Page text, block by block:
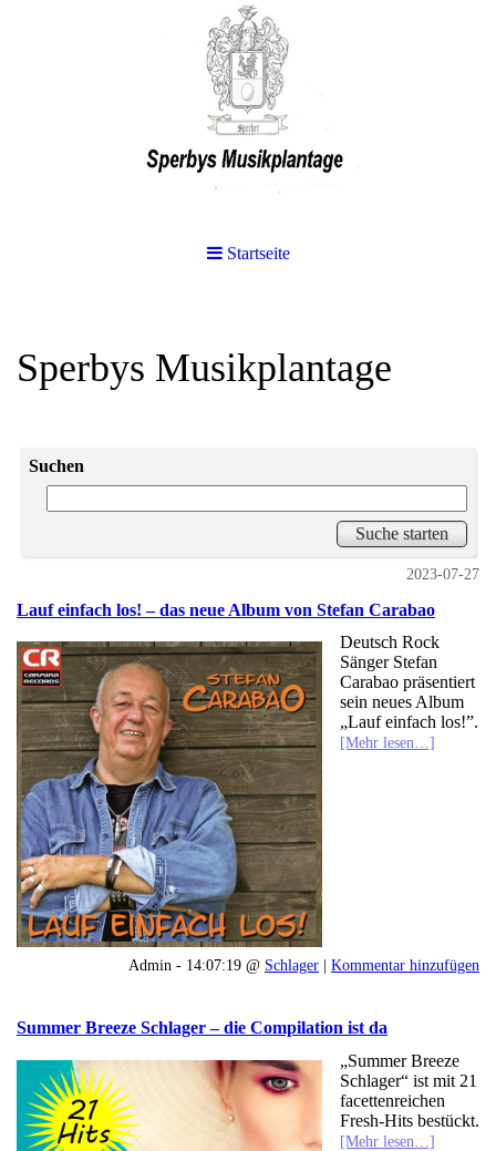
Startseite
Sperbys Musikplantage
Suchen
2023-07-27
Lauf einfach los! – das neue Album von Stefan Carabao
Deutsch Rock
Sänger Stefan
Carabao präsentiert
sein neues Album
„Lauf einfach los!”.
[Mehr lesen…]
Admin - 14:07:19 @ Schlager | Kommentar hinzufügen
Summer Breeze Schlager – die Compilation ist da
„Summer Breeze
Schlager“ ist mit 21
facettenreichen
Fresh-Hits bestückt.
[Mehr lesen…]